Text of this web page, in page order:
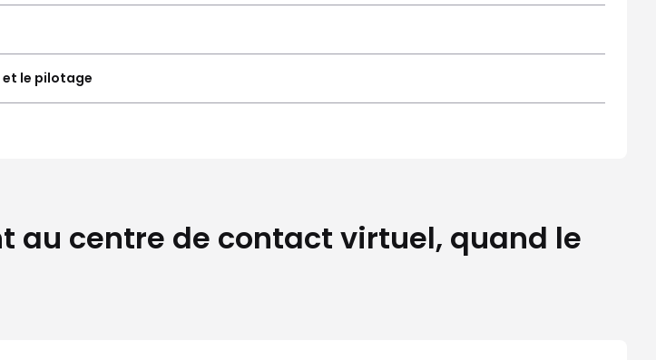
le pilotage
au centre de contact virtuel, quand le